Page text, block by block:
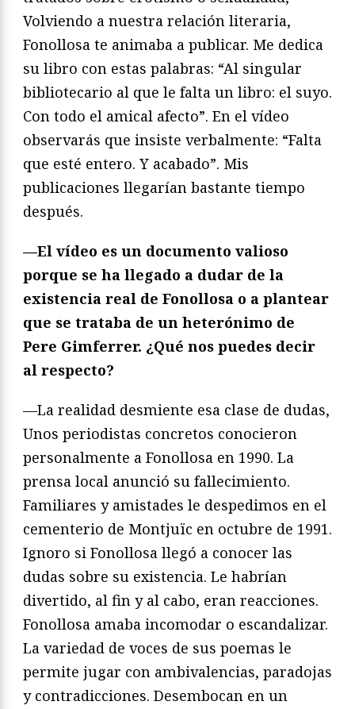
Volviendo a nuestra relación literaria,
Fonollosa te animaba a publicar. Me dedica
su libro con estas palabras: “Al singular
bibliotecario al que le falta un libro: el suyo.
Con todo el amical afecto”. En el vídeo
observarás que insiste verbalmente: “Falta
que esté entero. Y acabado”. Mis
publicaciones llegarían bastante tiempo
después.
—El vídeo es un documento valioso
porque se ha llegado a dudar de la
existencia real de Fonollosa o a plantear
que se trataba de un heterónimo de
Pere Gimferrer. ¿Qué nos puedes decir
al respecto?
—La realidad desmiente esa clase de dudas,
Unos periodistas concretos conocieron
personalmente a Fonollosa en 1990. La
prensa local anunció su fallecimiento.
Familiares y amistades le despedimos en el
cementerio de Montjuïc en octubre de 1991.
Ignoro si Fonollosa llegó a conocer las
dudas sobre su existencia. Le habrían
divertido, al fin y al cabo, eran reacciones.
Fonollosa amaba incomodar o escandalizar.
La variedad de voces de sus poemas le
permite jugar con ambivalencias, paradojas
y contradicciones. Desembocan en un